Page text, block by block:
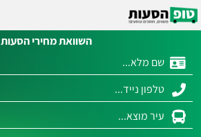
השוואת מחירי הסעות